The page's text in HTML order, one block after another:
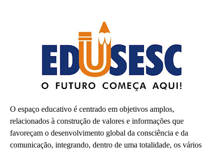
O espaço educativo é centrado em objetivos amplos,
relacionados à construção de valores e informações que
favoreçam o desenvolvimento global da consciência e da
comunicação, integrando, dentro de uma totalidade, os vários